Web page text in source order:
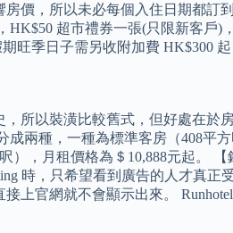
價，所以未必每個入住日期都訂
超市禮券一張(只限新客戶)
旺季日子需另收附加費 HK$300 起
所以裝潢比較舊式，但好處在於
兩種，一種為標準客房（408平
，月租價格為＄10,888元起。 【
時，只希望看到廣告的人才真正
上官網就不會顯示出來。